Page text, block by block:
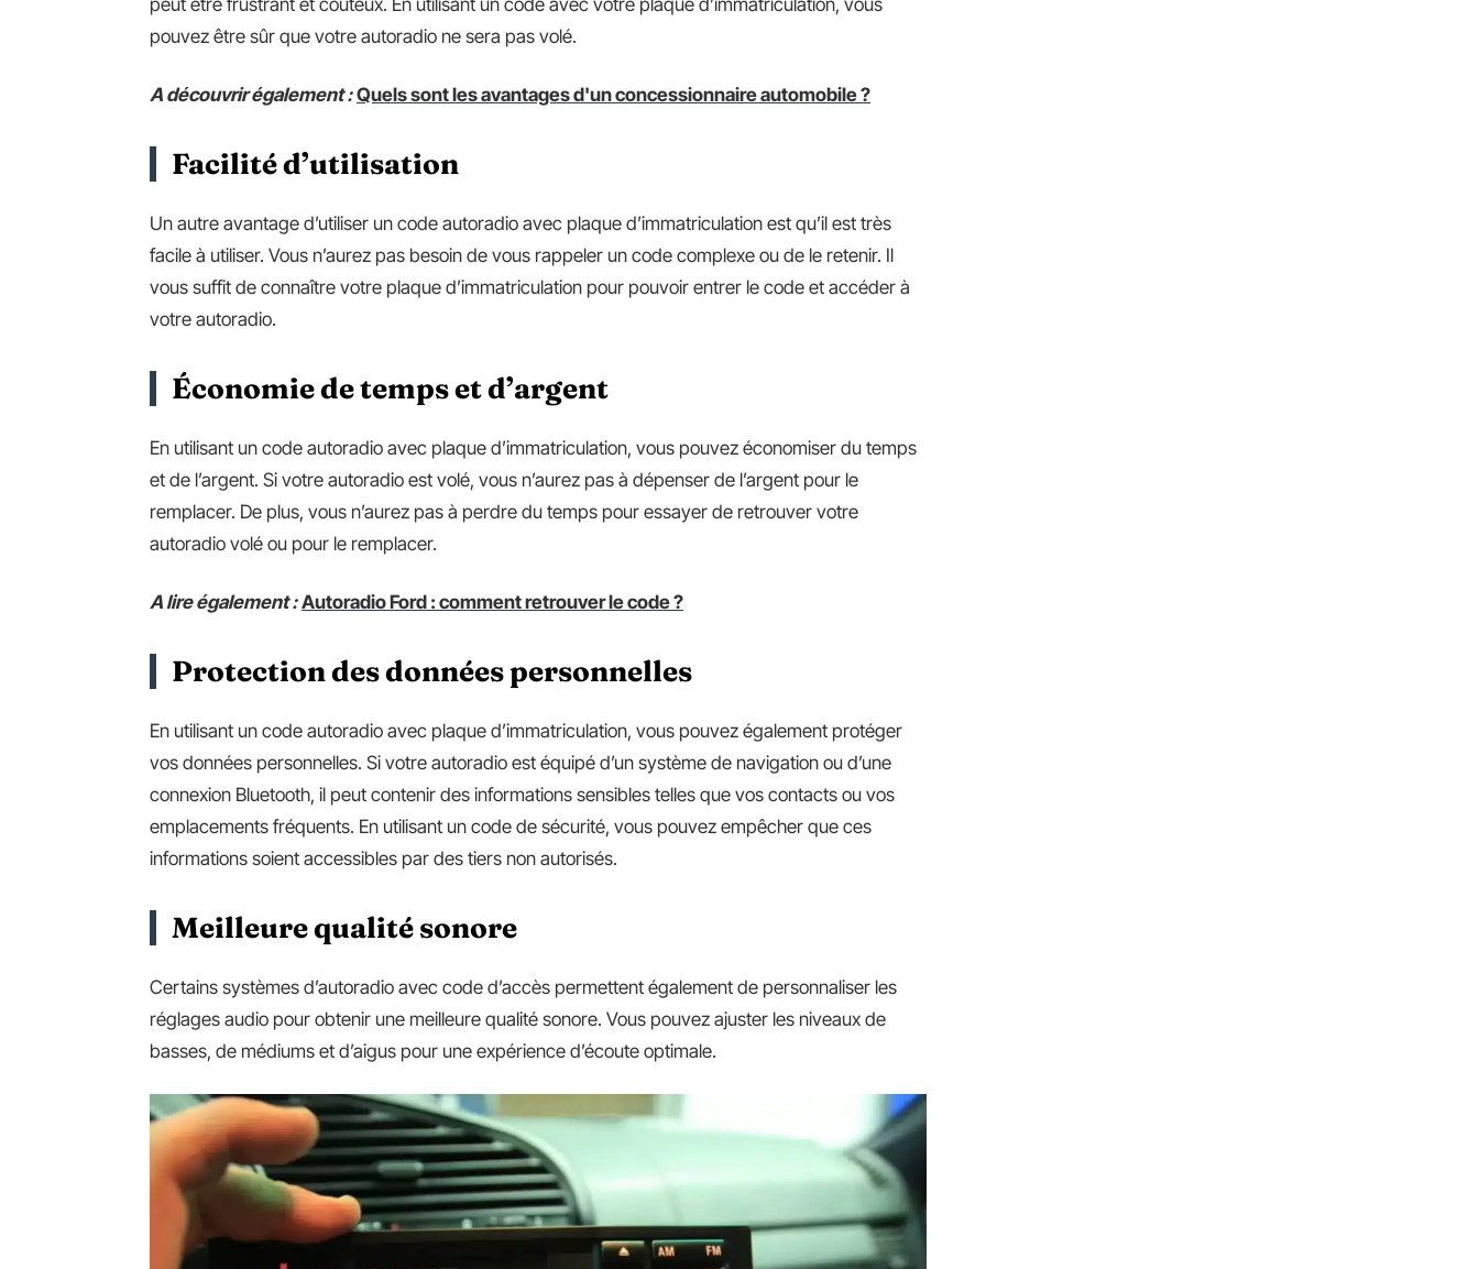
pouvez être sûr que votre autoradio ne sera pas volé.
A découvrir également : Quels sont les avantages d'un concessionnaire automobile ?
Facilité d’utilisation
Un autre avantage d’utiliser un code autoradio avec plaque d’immatriculation est qu’il est très
facile à utiliser. Vous n’aurez pas besoin de vous rappeler un code complexe ou de le retenir. Il
vous suffit de connaître votre plaque d’immatriculation pour pouvoir entrer le code et accéder à
votre autoradio.
Économie de temps et d’argent
En utilisant un code autoradio avec plaque d’immatriculation, vous pouvez économiser du temps
et de l’argent. Si votre autoradio est volé, vous n’aurez pas à dépenser de l’argent pour le
remplacer. De plus, vous n’aurez pas à perdre du temps pour essayer de retrouver votre
autoradio volé ou pour le remplacer.
A lire également : Autoradio Ford : comment retrouver le code ?
Protection des données personnelles
En utilisant un code autoradio avec plaque d’immatriculation, vous pouvez également protéger
vos données personnelles. Si votre autoradio est équipé d’un système de navigation ou d’une
connexion Bluetooth, il peut contenir des informations sensibles telles que vos contacts ou vos
emplacements fréquents. En utilisant un code de sécurité, vous pouvez empêcher que ces
informations soient accessibles par des tiers non autorisés.
Meilleure qualité sonore
Certains systèmes d’autoradio avec code d’accès permettent également de personnaliser les
réglages audio pour obtenir une meilleure qualité sonore. Vous pouvez ajuster les niveaux de
basses, de médiums et d’aigus pour une expérience d’écoute optimale.